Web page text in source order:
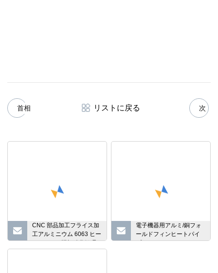
首相 リストに戻る 次
CNC 部品加工フライス加
工アルミニウム 6063 ヒー
トシンク、陽極酸化処理
電子機器用アルミ/銅フォ
ールドフィンヒートパイ
プヒートシンク